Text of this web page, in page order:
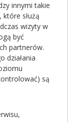
innymi takie
służą
wizyty w
być
partnerów.
działania
są